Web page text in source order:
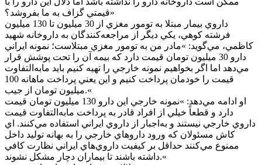
قيمتي گزاف به ما بفروشد؟»
داروي بيمار مبتلا به تومور مغزي از 30 ميليون تا 130 ميليون
فرشته کوهي، يکي ديگر از مراجعه‌کنندگان به داروخانه شهيد
کاظمي، مي‌گويد: »مادر من به تومور مغزي مبتلاست؛ نمونه ايراني
دارو 30 ميليون تومان قيمت دارد که بيمه آن را تحت پوشش قرار
مي‌دهد اما اگر بخواهيم نمونه خارجي را تهيه کنيم بايد مابه‌التفاوت
قيمت را خودمان پرداخت کنيم و اين يعني پرداخت ماهانه 100
ميليون تومان از جيب.«
او ادامه مي‌دهد: »نمونه خارجي اين دارو 130 ميليون تومان قيمت
دارد و قطعاً خيلي از افراد قادر به پرداخت مابه‌التفاوت قيمت
داروي خارجي نيستند و به‌اجبار از داروي ايراني استفاده مي‌کنند. اي
کاش مسئولان که ورود داروهاي خارجي را به بهانه توليد داخل
ممنوع مي‌کنند حداقل بر کيفيت داروي‌هاي ايراني نظارت کافي
داشته باشند تا بيماران دچار مشکل نشوند.«